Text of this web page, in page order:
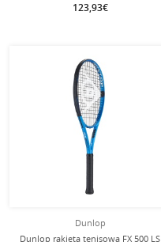
123,93€
Dunlop
Dunlop rakieta tenisowa FX 500 LS